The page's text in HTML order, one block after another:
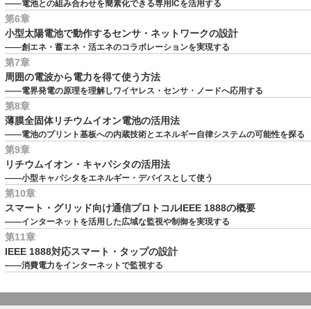
――電池との組み合わせを簡素化できる専用ICを活用する
第6章
小型太陽電池で動作するセンサ・ネットワークの設計
――創エネ・蓄エネ・活エネのコラボレーションを実現する
第7章
周囲の電波から電力を得て使う方法
――電界発電の原理を理解しワイヤレス・センサ・ノードへ応用する
第8章
薄膜全固体リチウムイオン電池の活用法
――電池のプリント基板への内蔵技術とエネルギー自律システムの可能性を探る
第9章
リチウムイオン・キャパシタの活用法
――小型キャパシタをエネルギー・デバイスとして使う
第10章
スマート・グリッド向け通信プロトコルIEEE 1888の概要
――インターネットを活用した広域な監視や制御を実現する
第11章
IEEE 1888対応スマート・タップの設計
――消費電力をインターネットで監視する